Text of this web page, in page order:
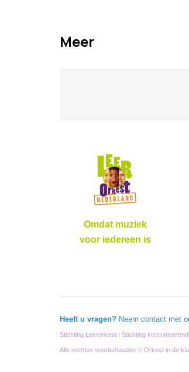
Meer
Omdat muziek
voor iedereen is
Heeft u vragen? Neem contact met
Stichting Leerorkest | Stichting
Alle rechten voorbehouden © Orkest in de